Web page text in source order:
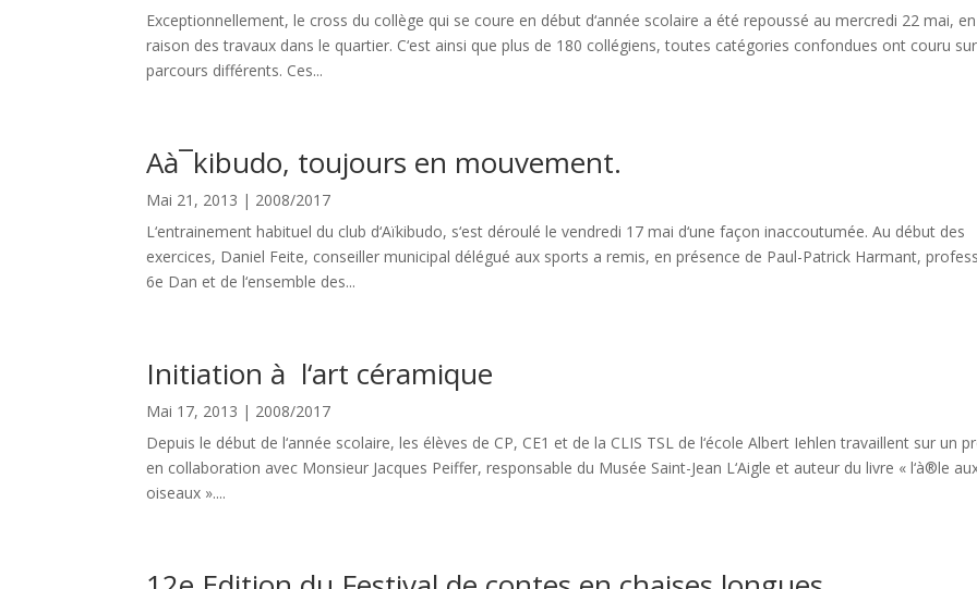
Exceptionnellement, le cross du collège qui se coure en début d‘année scolaire a été repoussé au mercredi 22 mai, en
raison des travaux dans le quartier. C‘est ainsi que plus de 180 collégiens, toutes catégories confondues ont couru
parcours différents. Ces...
Aà¯kibudo, toujours en mouvement.
Mai 21, 2013 | 2008/2017
L‘entrainement habituel du club d‘Aïkibudo, s‘est déroulé le vendredi 17 mai d‘une façon inaccoutumée. Au début des
exercices, Daniel Feite, conseiller municipal délégué aux sports a remis, en présence de Paul-Patrick Harmant,
6e Dan et de l‘ensemble des...
Initiation à l‘art céramique
Mai 17, 2013 | 2008/2017
Depuis le début de l‘année scolaire, les élèves de CP, CE1 et de la CLIS TSL de l‘école Albert Iehlen travaillent sur un
en collaboration avec Monsieur Jacques Peiffer, responsable du Musée Saint-Jean L‘Aigle et auteur du livre « l‘à®le
oiseaux »....